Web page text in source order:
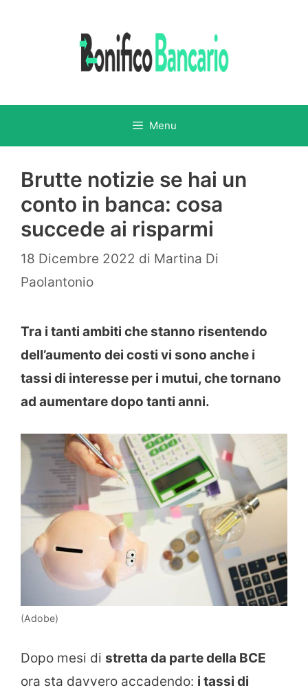
Menu
Brutte notizie se hai un
conto in banca: cosa
succede ai risparmi
18 Dicembre 2022 di Martina Di
Paolantonio
Tra i tanti ambiti che stanno risentendo
dell’aumento dei costi vi sono anche i
tassi di interesse per i mutui, che tornano
ad aumentare dopo tanti anni.
(Adobe)
Dopo mesi di stretta da parte della BCE
ora sta davvero accadendo: i tassi di